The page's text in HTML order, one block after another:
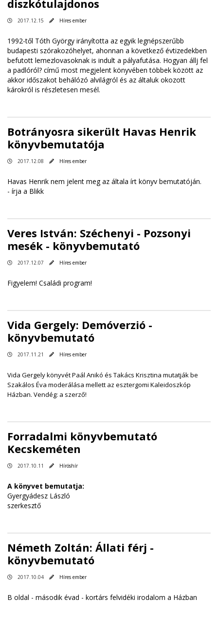
diszkótulajdonos
2017.12.15 Híres ember
1992-től Tóth György irányította az egyik legnépszerűbb
budapesti szórakozóhelyet, ahonnan a következő évtizedekben
befutott lemezlovasoknak is indult a pályafutása. Hogyan állj fel
a padlóról? című most megjelent könyvében többek között az
akkor időszakot behálózó alvilágról és az általuk okozott
károkról is részletesen mesél.
Botrányosra sikerült Havas Henrik
könyvbemutatója
2017.12.08 Híres ember
Havas Henrik nem jelent meg az általa írt könyv bemutatóján.
- írja a Blikk
Veres István: Széchenyi - Pozsonyi
mesék - könyvbemutató
2017.12.07 Híres ember
Figyelem! Családi program!
Vida Gergely: Demóverzió -
könyvbemutató
2017.11.21 Híres ember
Vida Gergely könyvét Paál Anikó és Takács Krisztina mutatják be
Szakálos Éva moderálása mellett az esztergomi Kaleidoszkóp
Házban. Vendég: a szerző!
Forradalmi könyvbemutató
Kecskeméten
2017.10.11 Híröshír
A könyvet bemutatja:
Gyergyádesz László
szerkesztő
Németh Zoltán: Állati férj -
könyvbemutató
2017.10.04 Híres ember
B oldal - második évad - kortárs felvidéki irodalom a Házban